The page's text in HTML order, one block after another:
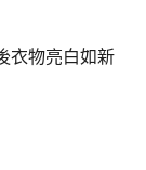
衣物亮白如新